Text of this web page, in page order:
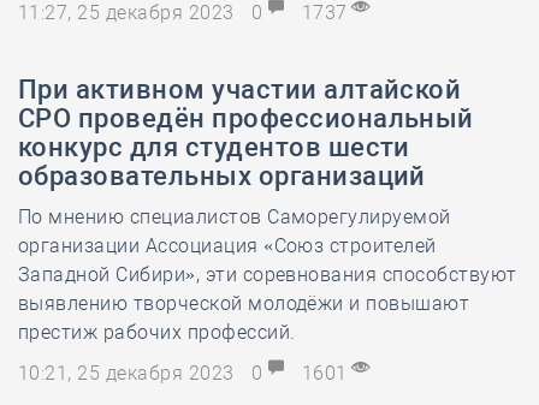
11:27, 25 декабря 2023
0 1737
При активном участии алтайской
СРО проведён профессиональный
конкурс для студентов шести
образовательных организаций
По мнению специалистов Саморегулируемой
организации Ассоциация «Союз строителей
Западной Сибири», эти соревнования способствуют
выявлению творческой молодёжи и повышают
престиж рабочих профессий.
10:21, 25 декабря 2023
0 1601